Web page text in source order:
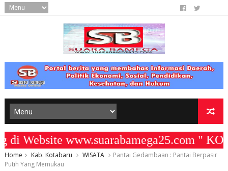
www.suarabamega25.com "
Home Kab. Kotabaru WISATA
Pantai Gedambaan : Pantai Berpasir
Putih Yang Memukau